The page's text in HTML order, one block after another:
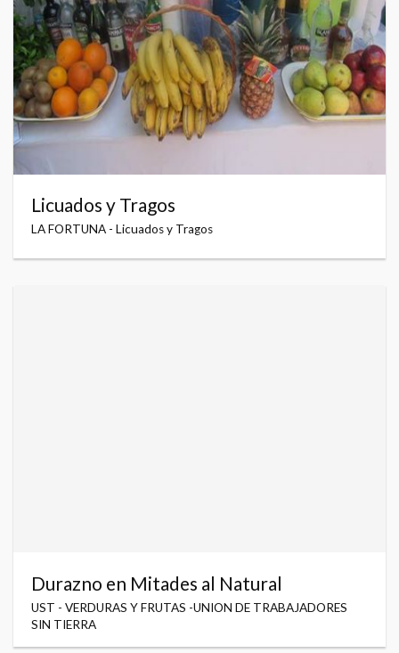
Licuados y Tragos
LA FORTUNA - Licuados y Tragos
Durazno en Mitades al Natural
UST - VERDURAS Y FRUTAS -UNION DE TRABAJADORES
SIN TIERRA